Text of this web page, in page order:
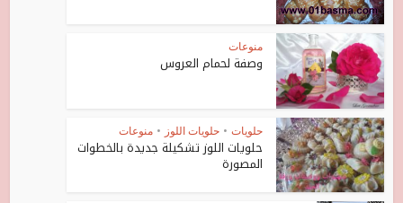
منوعات
وصفة لحمام العروس
حلويات • حلويات اللوز • منوعات
حلويات اللوز تشكيلة جديدة بالخطوات
المصورة